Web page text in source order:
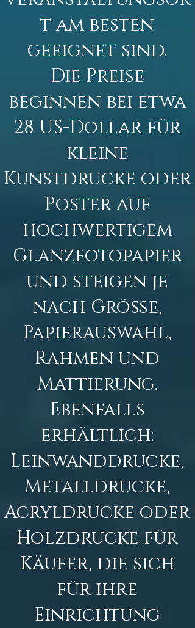
t am besten
geeignet sind.
Die Preise
beginnen bei etwa
28 US-Dollar für
kleine
Kunstdrucke oder
Poster auf
hochwertigem
Glanzfotopapier
und steigen je
nach Größe,
Papierauswahl,
Rahmen und
Mattierung.
Ebenfalls
erhältlich:
Leinwanddrucke,
Metalldrucke,
Acryldrucke oder
Holzdrucke für
Käufer, die sich
für ihre
Einrichtung